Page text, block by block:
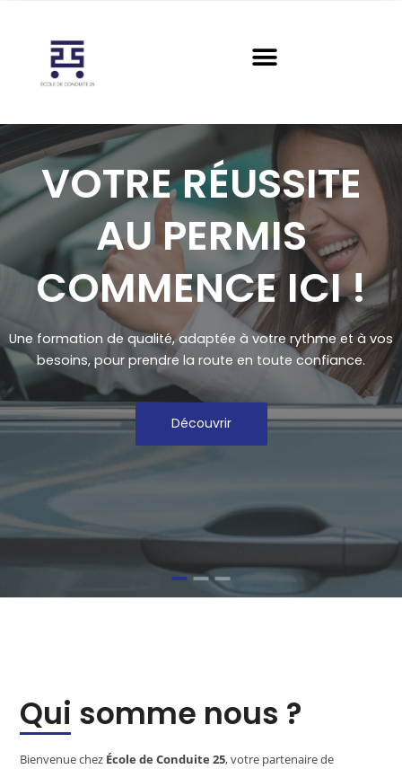
contenu
VOTRE RÉUSSITE
AU PERMIS
COMMENCE ICI !
Une formation de qualité, adaptée à votre rythme et à vos
besoins, pour prendre la route en toute confiance.
Découvrir
Qui somme nous ?
Bienvenue chez École de Conduite 25, votre partenaire de